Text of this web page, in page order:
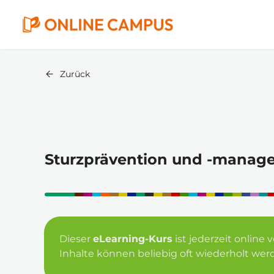
Zurück
Sturzprävention und -
Dieser eLearning-Kurs ist jederzeit online
Inhalte können beliebig oft wiederholt